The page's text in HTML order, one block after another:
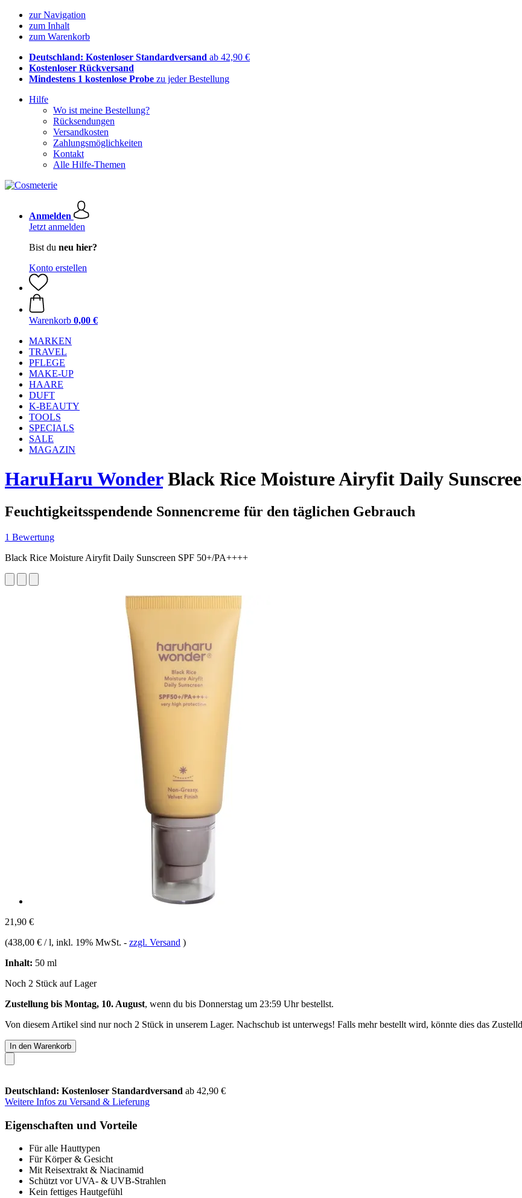
zur Navigation
zum Inhalt
zum Warenkorb
Deutschland: Kostenloser Standardversand ab 42,90 €
Kostenloser Rückversand
Mindestens 1 kostenlose Probe zu jeder Bestellung
Hilfe
Wo ist meine Bestellung?
Rücksendungen
Versandkosten
Zahlungsmöglichkeiten
Kontakt
Alle Hilfe-Themen
Anmelden
Jetzt anmelden
Bist du neu hier?
Konto erstellen
Warenkorb 0,00 €
MARKEN
TRAVEL
PFLEGE
MAKE-UP
HAARE
DUFT
K-BEAUTY
TOOLS
SPECIALS
SALE
MAGAZIN
HaruHaru WonderBlack Rice Moisture Airyfit Daily
Feuchtigkeitsspendende Sonnencreme für den täglichen Gebrauch
1 Bewertung
Black Rice Moisture Airyfit Daily Sunscreen SPF 50+/PA++++
21,90 €
(438,00 € / l, inkl. 19% MwSt. - zzgl. Versand )
Inhalt: 50 ml
Noch 2 Stück auf Lager
Zustellung bis Montag, 10. August, wenn du bis Donnerstag um 23:59 Uhrbestellst.
Von diesem Artikel sind nur noch 2 Stück in unserem Lager. Nachschub ist unterwegs! Falls mehr bestellt wird, könnte dies das
In den Warenkorb
Deutschland: Kostenloser Standardversand ab 42,90 €
Weitere Infos zu Versand & Lieferung
Eigenschaften und Vorteile
Für alle Hauttypen
Für Körper & Gesicht
Mit Reisextrakt & Niacinamid
Schützt vor UVA- & UVB-Strahlen
Kein fettiges Hautgefühl